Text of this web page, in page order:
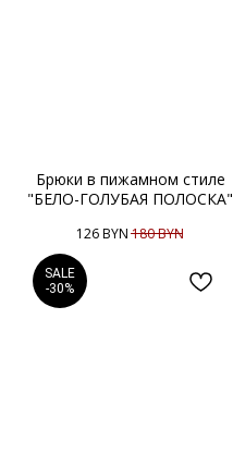
Брюки в пижамном стиле
"БЕЛО-ГОЛУБАЯ ПОЛОСКА"
126BYN 180BYN
SALE
-30%